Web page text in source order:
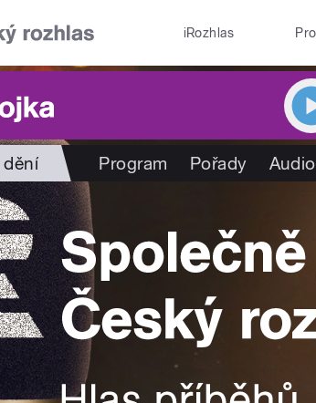
iRozhlas
Program Pořady